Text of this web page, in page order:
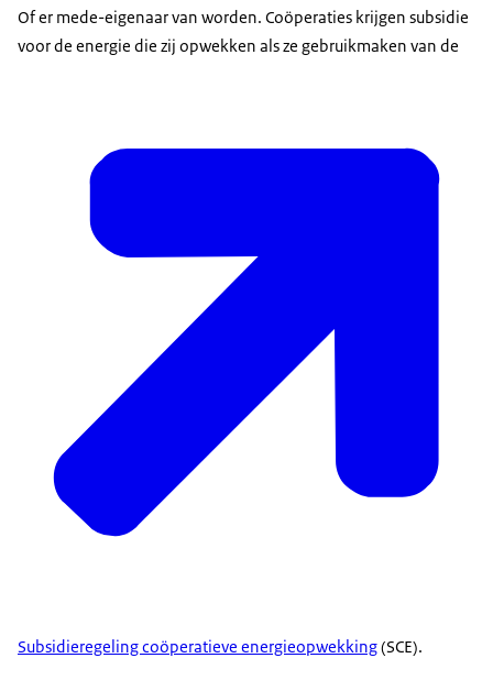
Of er mede-eigenaar van worden. Coöperaties krijgen subsidie
voor de energie die zij opwekken als ze gebruikmaken van de
Subsidieregeling coöperatieve energieopwekking(SCE).